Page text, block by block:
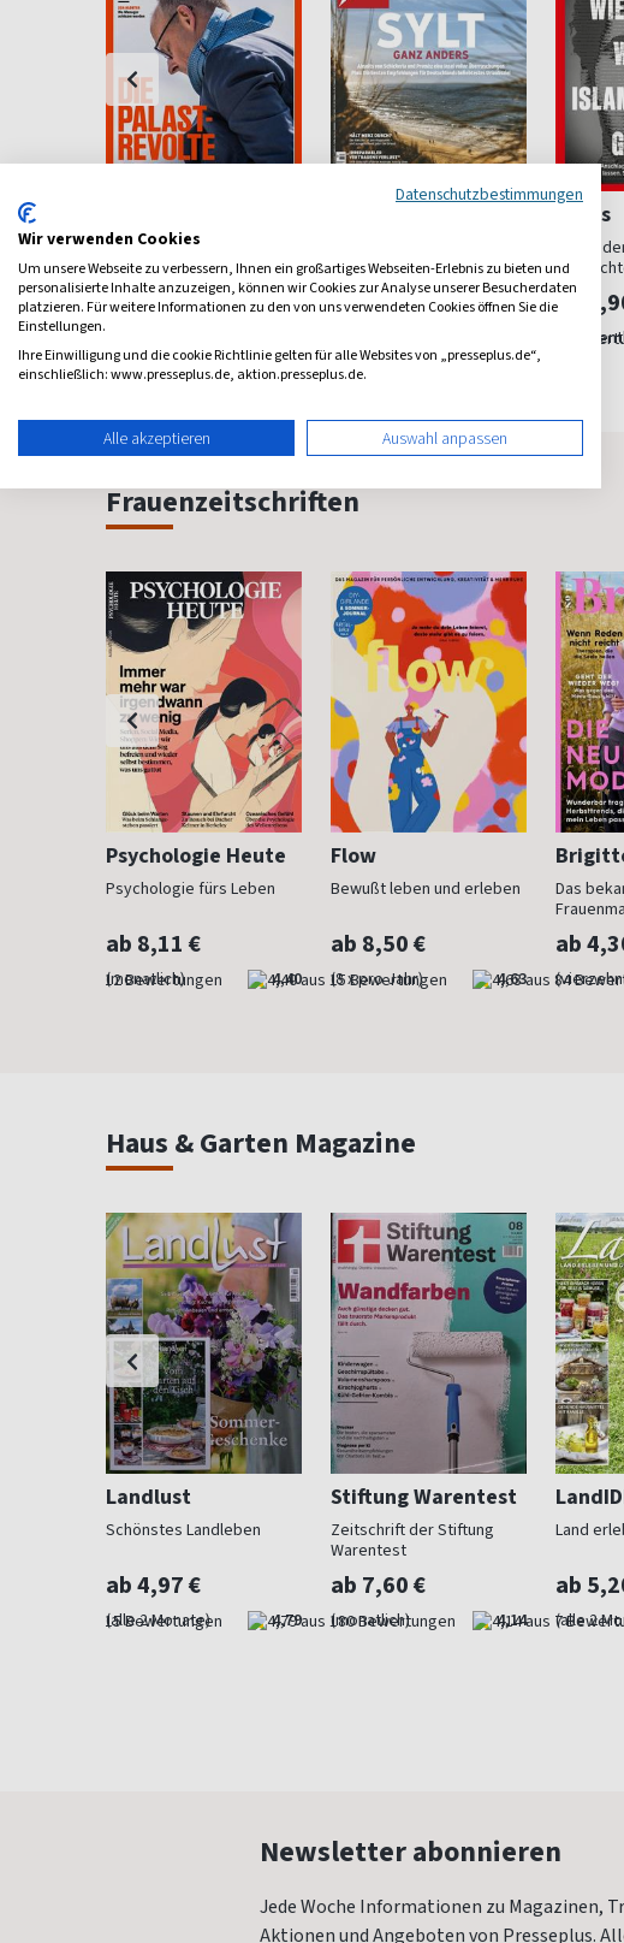
4,75
Das Nachrichten-Magazin
ab 6,90 €
Reportagen
ab 6,50 €
Focus
Das
ab
Frauenzeitschriften
Psychologie Heute
Psychologie fürs Leben
ab 8,11 €
(monatlich) 4,40
Flow
Bewußt leben und erleben
ab 8,50 €
(8 x pro Jahr) 4,63
Das
ab
Haus & Garten Magazine
Landlust
Schönstes Landleben
ab 4,97 €
(alle 2 Monate) 4,79
Stiftung Warentest
Zeitschrift der Stiftung
Warentest
ab 7,60 €
(monatlich) 4,14
Land
ab
(alle 2
Newsletter abonnieren
Jede Woche Informationen zu Magazinen,
Aktionen und Angeboten von Presseplus.
Datenschutzbestimmungen
Wir verwenden Cookies
Um unsere Webseite zu verbessern, Ihnen ein großartiges Webseiten-Erlebnis zu bieten und
personalisierte Inhalte anzuzeigen, können wir Cookies zur Analyse unserer Besucherdaten
platzieren. Für weitere Informationen zu den von uns verwendeten Cookies öffnen Sie die
Einstellungen.
Ihre Einwilligung und die cookie Richtlinie gelten für alle Websites von „presseplus.de“,
einschließlich: www.presseplus.de, aktion.presseplus.de.
Alle akzeptieren Auswahl anpassen